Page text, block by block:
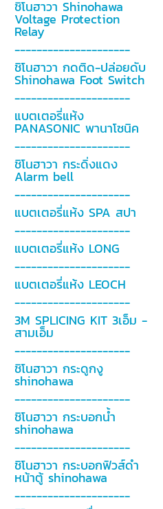
ชิโนฮาวา Shinohawa
Voltage Protection
Relay
---------------------
ชิโนฮาวา กดติด-ปล่อยดับ
Shinohawa Foot Switch
---------------------
แบตเตอรี่แห้ง
PANASONIC พานาโซนิค
---------------------
ชิโนฮาวา กระดิ่งแดง
Alarm bell
---------------------
แบตเตอรี่แห้ง SPA สปา
---------------------
แบตเตอรี่แห้ง LONG
---------------------
แบตเตอรี่แห้ง LEOCH
---------------------
3M SPLICING KIT 3เอ็ม -
สามเอ็ม
---------------------
ชิโนฮาวา กระดูกงู
shinohawa
---------------------
ชิโนฮาวา กระบอกน้ำ
shinohawa
---------------------
ชิโนฮาวา กระบอกฟิวส์ดำ
หน้าตู้ shinohawa
---------------------